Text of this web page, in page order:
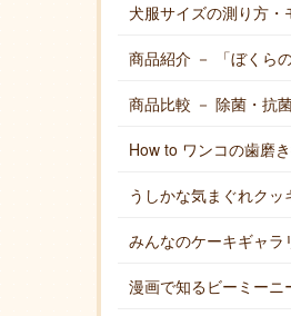
犬服サイズの測り方・
商品紹介 － 「ぼくら
商品比較 － 除菌・抗
How to ワンコの歯磨
うしかな気まぐれクッ
みんなのケーキギャラ
漫画で知るビーミーニ